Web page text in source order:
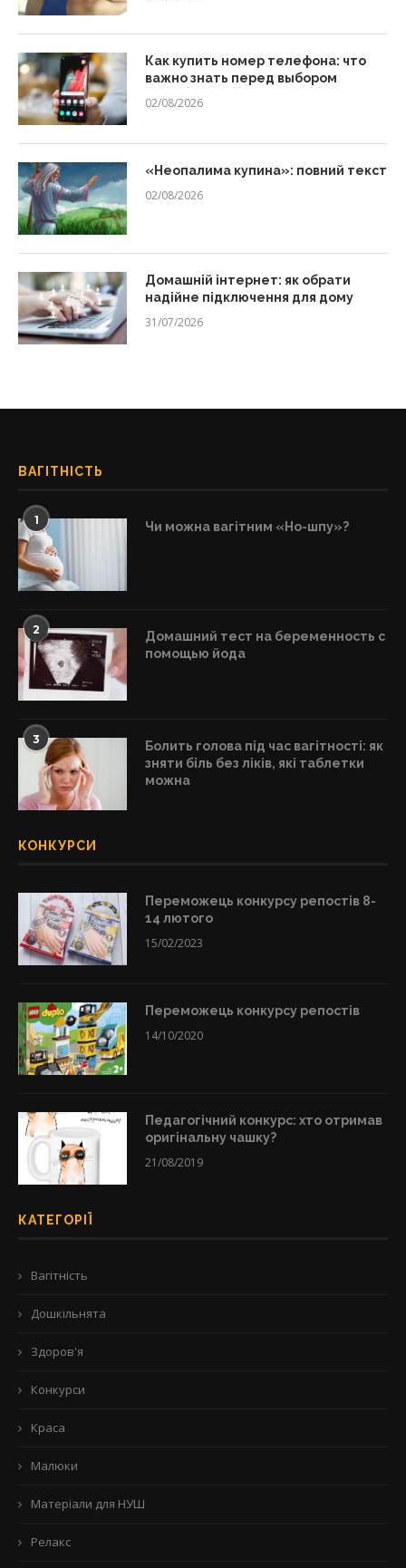
Как купить номер телефона: что
важно знать перед выбором
02/08/2026
«Неопалима купина»: повний текст
02/08/2026
Домашній інтернет: як обрати
надійне підключення для дому
31/07/2026
ВАГІТНІСТЬ
1 Чи можна вагітним «Но-шпу»?
2
Домашний тест на беременность с
помощью йода
3
Болить голова під час вагітності: як
зняти біль без ліків, які таблетки
можна
КОНКУРСИ
Переможець конкурсу репостів 8-
14 лютого
15/02/2023
Переможець конкурсу репостів
14/10/2020
Педагогічний конкурс: хто отримав
оригінальну чашку?
21/08/2019
КАТЕГОРІЇ
Вагітність
Дошкільнята
Здоров'я
Конкурси
Краса
Малюки
Матеріали для НУШ
Релакс